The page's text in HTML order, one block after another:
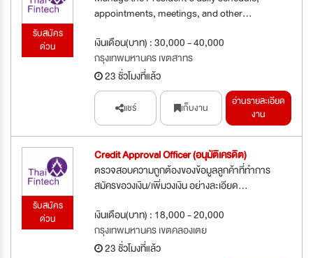
รับสมัคร
ด่วน
appointments, meetings, and other...
เงินเดือน(บาท) : 30,000 - 40,000
กรุงเทพมหานคร เขตสาทร
23 ชั่วโมงที่แล้ว
แชร์ เก็บงาน
อ่านรายละเอียด
งาน
รับสมัคร
ด่วน
Credit Approval Officer (อนุมัติเครดิต)
ตรวจสอบความถูกต้องของข้อมูลลูกค้าที่ทำการ
สมัครขอวงเงิน/เพิ่มวงเงิน อย่างละเอียด...
เงินเดือน(บาท) : 18,000 - 20,000
กรุงเทพมหานคร เขตคลองเตย
23 ชั่วโมงที่แล้ว